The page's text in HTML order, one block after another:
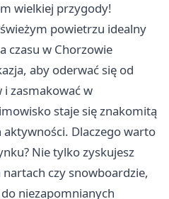
wielkiej przygody!
powietrzu idealny
czasu w Chorzowie
aby oderwać się od
zasmakować w
staje się znakomitą
Dlaczego warto
Nie tylko zyskujesz
czy snowboardzie,
niezapomnianych